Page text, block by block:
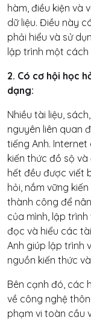
hàm, điều kiện và
dữ liệu. Điều này
phải hiểu và sử
lập trình một cách
2. Có cơ hội học
dạng:
Nhiều tài liệu,
nguyên liên quan
tiếng Anh.
kiến thức đồ sộ
hết đều được viết
hỏi, nắm vững
thành công để
của mình, lập
đọc và hiểu các
Anh giúp lập trình
nguồn kiến thức
Bên cạnh đó, các
về công nghệ
phạm vi toàn cầu